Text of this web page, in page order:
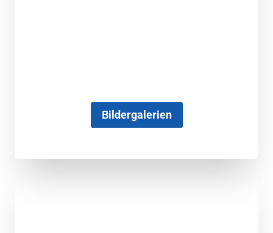
Bildergalerien